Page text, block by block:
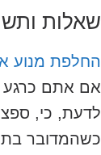
שאלות
החלפת מנוע
אם אתם כרגע
לדעת, כי,
כשהמדובר